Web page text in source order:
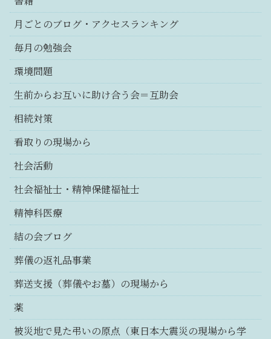
月ごとのブログ・アクセスランキング
毎月の勉強会
環境問題
生前からお互いに助け合う会＝互助会
相続対策
看取りの現場から
社会活動
社会福祉士・精神保健福祉士
精神科医療
結の会ブログ
葬儀の返礼品事業
葬送支援（葬儀やお墓）の現場から
薬
被災地で見た弔いの原点（東日本大震災の現場から学